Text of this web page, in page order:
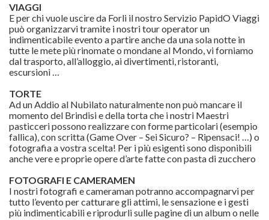
VIAGGI
E per chi vuole uscire da Forli il nostro Servizio PapidO Viaggi
può organizzarvi tramite i nostri tour operator un
indimenticabile evento a partire anche da una sola notte in
tutte le mete più rinomate o mondane al Mondo, vi forniamo
dal trasporto, all’alloggio, ai divertimenti, ristoranti,
escursioni …
TORTE
Ad un Addio al Nubilato naturalmente non può mancare il
momento del Brindisi e della torta che i nostri Maestri
pasticceri possono realizzare con forme particolari (esempio
fallica), con scritta (Game Over – Sei Sicuro? – Ripensaci! …) o
fotografia a vostra scelta! Per i più esigenti sono disponibili
anche vere e proprie opere d’arte fatte con pasta di zucchero
FOTOGRAFI E CAMERAMEN
I nostri fotografi e cameraman potranno accompagnarvi per
tutto l’evento per catturare gli attimi, le sensazione e i gesti
più indimenticabili e riprodurli sulle pagine di un album o nelle